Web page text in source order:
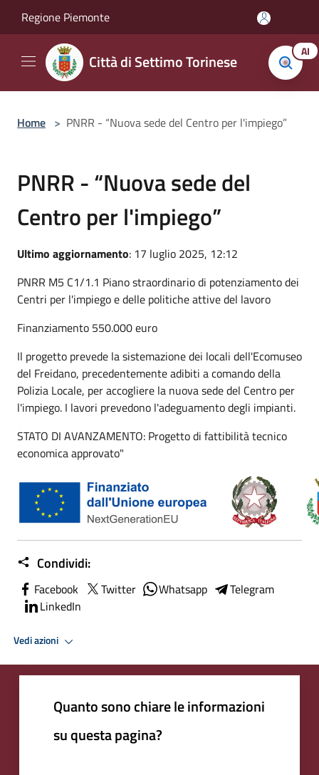
Regione Piemonte
Città di Settimo Torinese AI
Home > PNRR - “Nuova sede del Centro per l'impiego”
PNRR - “Nuova sede del
Centro per l'impiego”
Ultimo aggiornamento: 17 luglio 2025, 12:12
PNRR M5 C1/1.1 Piano straordinario di potenziamento dei
Centri per l'impiego e delle politiche attive del lavoro
Finanziamento 550.000 euro
Il progetto prevede la sistemazione dei locali dell'Ecomuseo
del Freidano, precedentemente adibiti a comando della
Polizia Locale, per accogliere la nuova sede del Centro per
l'impiego. I lavori prevedono l'adeguamento degli impianti.
STATO DI AVANZAMENTO: Progetto di fattibilità tecnico
economica approvato"
Condividi:
Facebook Twitter Whatsapp
Telegram
LinkedIn
Vedi azioni
Quanto sono chiare le informazioni
su questa pagina?